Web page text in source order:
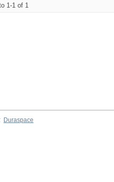
1-1 of 1
Duraspace